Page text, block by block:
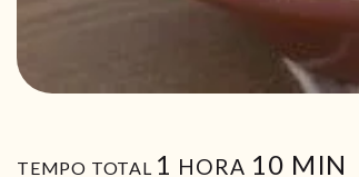
TEMPO TOTAL 1 HORA
HORA 10 MIN
MIN